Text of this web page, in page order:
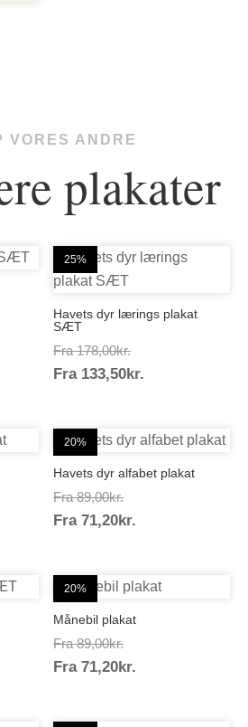
VORES ANDRE
plakater
25%
Havets dyr lærings plakat
SÆT
Fra 178,00kr.Prisinterval:
178,00kr.
Fra 133,50kr.
20%
Havets dyr alfabet plakat
Fra 89,00kr.Prisinterval:
89,00kr.
Fra 71,20kr.
20%
Månebil plakat
Fra 89,00kr.Prisinterval:
89,00kr.
Fra 71,20kr.